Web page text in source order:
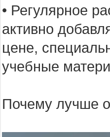
• Регулярное
активно
цене,
учебные
Почему лучше